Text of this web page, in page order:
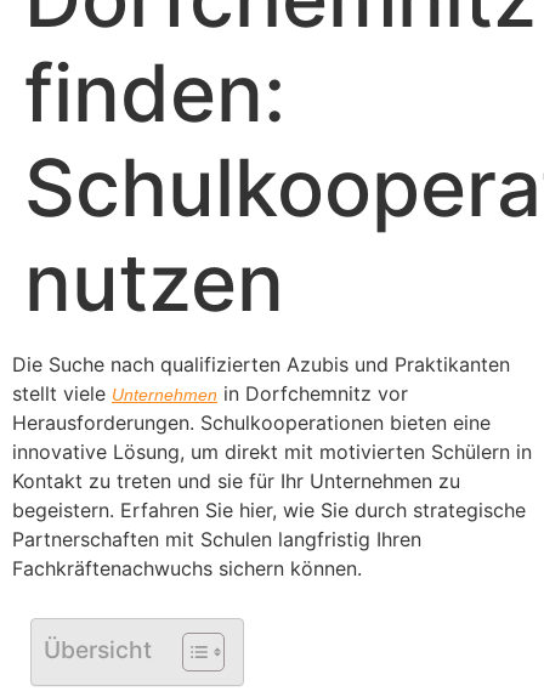
finden:
nutzen
Die Suche nach qualifizierten Azubis und Praktikanten
stellt viele Unternehmen in Dorfchemnitz vor
Herausforderungen. Schulkooperationen bieten eine
innovative Lösung, um direkt mit motivierten Schülern in
Kontakt zu treten und sie für Ihr Unternehmen zu
begeistern. Erfahren Sie hier, wie Sie durch strategische
Partnerschaften mit Schulen langfristig Ihren
Fachkräftenachwuchs sichern können.
Übersicht